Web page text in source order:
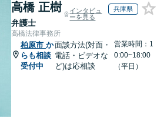
高橋 正樹
弁護士
インタビュ
ーを見る
兵庫県
高橋法律事務所
柏原市 か
らも相談
受付中
面談方法(対面・
電話・ビデオな
ど)は応相談
営業時間：1
0:00~18:00
（平日）